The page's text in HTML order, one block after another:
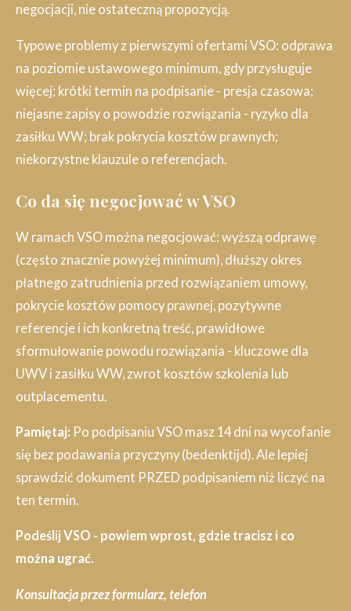
negocjacji, nie ostateczną propozycją.
Typowe problemy z pierwszymi ofertami VSO: odprawa
na poziomie ustawowego minimum, gdy przysługuje
więcej; krótki termin na podpisanie - presja czasowa;
niejasne zapisy o powodzie rozwiązania - ryzyko dla
zasiłku WW; brak pokrycia kosztów prawnych;
niekorzystne klauzule o referencjach.
Co da się negocjować w VSO
W ramach VSO można negocjować: wyższą odprawę
(często znacznie powyżej minimum), dłuższy okres
płatnego zatrudnienia przed rozwiązaniem umowy,
pokrycie kosztów pomocy prawnej, pozytywne
referencje i ich konkretną treść, prawidłowe
sformułowanie powodu rozwiązania - kluczowe dla
UWV i zasiłku WW, zwrot kosztów szkolenia lub
outplacementu.
Pamiętaj: Po podpisaniu VSO masz 14 dni na wycofanie
się bez podawania przyczyny (bedenktijd). Ale lepiej
sprawdzić dokument PRZED podpisaniem niż liczyć na
ten termin.
Podeślij VSO - powiem wprost, gdzie tracisz i co
można ugrać.
Konsultacja przez formularz, telefon